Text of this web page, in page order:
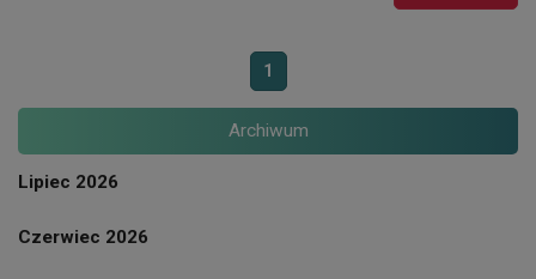
1
Archiwum
Lipiec 2026
Czerwiec 2026